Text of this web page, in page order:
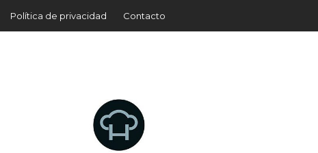
Política de privacidad Contacto